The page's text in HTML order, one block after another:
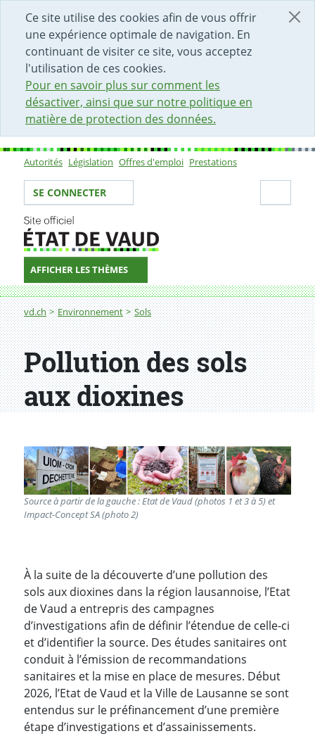
Ce site utilise des cookies afin de vous offrir
une expérience optimale de navigation. En
continuant de visiter ce site, vous acceptez
l'utilisation de ces cookies.
Pour en savoir plus sur comment les
désactiver, ainsi que sur notre politique en
matière de protection des données.
DÉBUT DU CONTENU DE LA PAGE
ACCÈS AU CHAMP DE RECHERCHE
PAGE D'ACCUEIL
FORMULAIRE DE CONTACT
Sous-navigation
Autorités Législation Offres d'emploi Prestations
Votre identité
SE CONNECTER
AFFICHER LES THÈMES
Fil d'Ariane
vd.ch Environnement Sols
Pollution des sols aux dioxines
Pollution des sols
aux dioxines
Source à partir de la gauche : Etat de Vaud (photos 1 et 3 à 5) et
Impact-Concept SA (photo 2)
À la suite de la découverte d’une pollution des
sols aux dioxines dans la région lausannoise, l’Etat
de Vaud a entrepris des campagnes
d’investigations afin de définir l’étendue de celle-ci
et d’identifier la source. Des études sanitaires ont
conduit à l’émission de recommandations
sanitaires et la mise en place de mesures. Début
2026, l’Etat de Vaud et la Ville de Lausanne se sont
entendus sur le préfinancement d’une première
étape d’investigations et d’assainissements.